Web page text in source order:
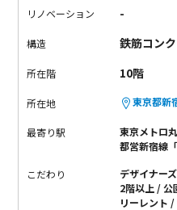
リノベーション -
構造 鉄筋コン
所在階 10階
所在地 東京都新
最寄り駅
東京メトロ
都営新宿線
こだわり デザイナーズ
2階以上
公
リーレント